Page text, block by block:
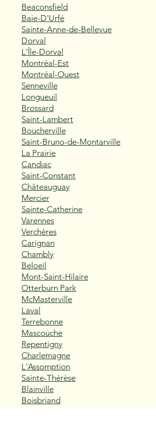
Beaconsfield
Baie-D'Urfé
Sainte-Anne-de-Bellevue
Dorval
L'Île-Dorval
Montréal-Est
Montréal-Ouest
Senneville
Longueuil
Brossard
Saint-Lambert
Boucherville
Saint-Bruno-de-Montarville
La Prairie
Candiac
Saint-Constant
Châteauguay
Mercier
Sainte-Catherine
Varennes
Verchères
Carignan
Chambly
Beloeil
Mont-Saint-Hilaire
Otterburn Park
McMasterville
Laval
Terrebonne
Mascouche
Repentigny
Charlemagne
L'Assomption
Sainte-Thérèse
Blainville
Boisbriand